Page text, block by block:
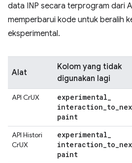
data INP secara terprogram dari
memperbarui kode untuk beralih
eksperimental.
Alat
Kolom yang tidak
digunakan lagi
API CrUX experimental
interaction to
paint
API Histori
CrUX
experimental
interaction to
paint